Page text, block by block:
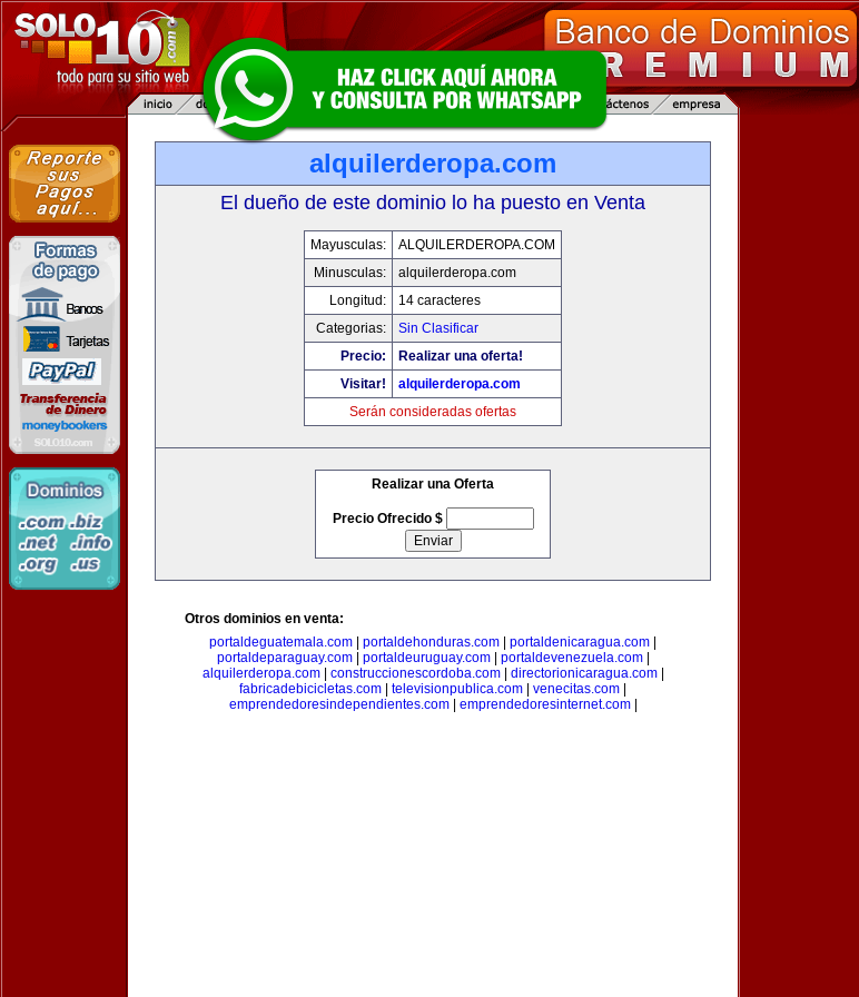
alquilerderopa.com
El dueño de este dominio lo ha puesto en Venta
Mayusculas:
ALQUILERDEROPA.COM
Minusculas:
alquilerderopa.com
Longitud:
14 caracteres
Categorias:
Sin Clasificar
Precio:
Realizar una oferta!
Visitar!
alquilerderopa.com
Serán consideradas ofertas
Realizar una Oferta
Precio Ofrecido $
Otros dominios en venta:
portaldeguatemala.com
portaldehonduras.com portaldenicaragua.com
portaldeparaguay.com| portaldeuruguay.com| portaldevenezuela.com|
alquilerderopa.com| construccionescordoba.com| directorionicaragua.com|
fabricadebicicletas.com
televisionpublica.com venecitas.com
emprendedoresindependientes.com| emprendedoresinternet.com|